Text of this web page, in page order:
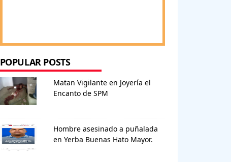
POPULAR POSTS
Matan Vigilante en Joyería el
Encanto de SPM
Hombre asesinado a puñalada
en Yerba Buenas Hato Mayor.